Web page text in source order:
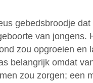
gebedsbroodje
van jongens.
zou opgroeien en
belangrijk omdat
zou zorgen; een